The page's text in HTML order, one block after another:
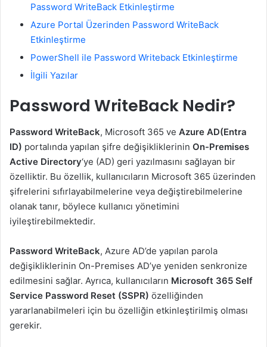
Password WriteBack Etkinleştirme
Azure Portal Üzerinden Password WriteBack
Etkinleştirme
PowerShell ile Password Writeback Etkinleştirme
İlgili Yazılar
Password WriteBack Nedir?
Password WriteBack, Microsoft 365 ve Azure AD(Entra
ID) portalında yapılan şifre değişikliklerinin On-Premises
Active Directory‘ye (AD) geri yazılmasını sağlayan bir
özelliktir. Bu özellik, kullanıcıların Microsoft 365 üzerinden
şifrelerini sıfırlayabilmelerine veya değiştirebilmelerine
olanak tanır, böylece kullanıcı yönetimini
iyileştirebilmektedir.
Password WriteBack, Azure AD’de yapılan parola
değişikliklerinin On-Premises AD’ye yeniden senkronize
edilmesini sağlar. Ayrıca, kullanıcıların Microsoft 365 Self
Service Password Reset (SSPR) özelliğinden
yararlanabilmeleri için bu özelliğin etkinleştirilmiş olması
gerekir.